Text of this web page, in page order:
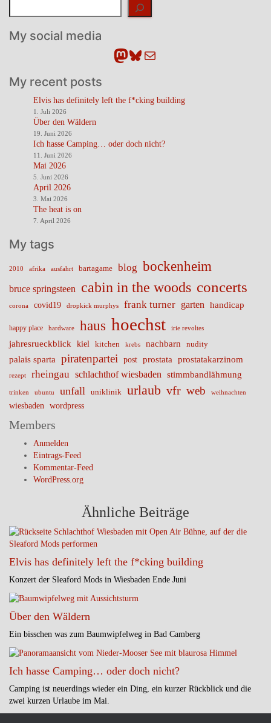
My social media
Mastodon
Bluesky
E-Mail
My recent posts
Elvis has definitely left the f*cking building
1. Juli 2026
Über den Wäldern
19. Juni 2026
Ich hasse Camping… oder doch nicht?
11. Juni 2026
Mai 2026
5. Juni 2026
April 2026
3. Mai 2026
The heat is on
7. April 2026
My tags
2010 afrika ausfahrt bartagame blog bockenheim
bruce springsteen cabin in the woods concerts
corona covid19 dropkick murphys frank turner garten handicap
happy place hardware haus hoechst irie revoltes
jahresrueckblick kiel kitchen krebs nachbarn nudity
palais sparta piratenpartei post prostata prostatakarzinom
rezept rheingau schlachthof wiesbaden stimmbandlähmung
trinken ubuntu unfall uniklinik urlaub vfr web weihnachten
wiesbaden wordpress
Members
Anmelden
Eintrags-Feed
Kommentar-Feed
WordPress.org
Ähnliche Beiträge
Elvis has definitely left the f*cking building
Konzert der Sleaford Mods in Wiesbaden Ende Juni
Über den Wäldern
Ein bisschen was zum Baumwipfelweg in Bad Camberg
Ich hasse Camping… oder doch nicht?
Camping ist neuerdings wieder ein Ding, ein kurzer Rückblick und die
zwei kurzen Urlaube im Mai.